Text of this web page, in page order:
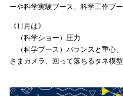
ーや科学実験ブース、科学工作ブー
《11月は》
（科学ショー）圧力
（科学ブース）バランスと重心
さまカメラ、回って落ちるタネ模型